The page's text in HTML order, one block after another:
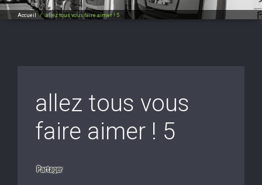
Accueil /.allez tous vous faire aimer ! 5
allez tous vous
faire aimer ! 5